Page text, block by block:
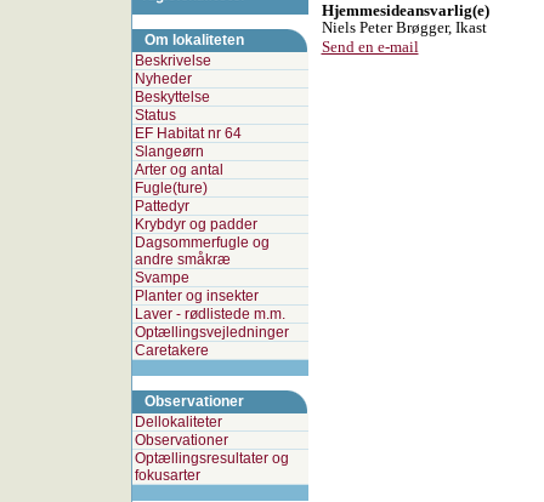
Om lokaliteten
Beskrivelse
Nyheder
Beskyttelse
Status
EF Habitat nr 64
Slangeørn
Arter og antal
Fugle(ture)
Pattedyr
Krybdyr og padder
Dagsommerfugle og
andre småkræ
Svampe
Planter og insekter
Laver - rødlistede m.m.
Optællingsvejledninger
Caretakere
Observationer
Dellokaliteter
Observationer
Optællingsresultater og
fokusarter
Hjemmesideansvarlig(e)
Niels Peter Brøgger, Ikast
Send en e-mail